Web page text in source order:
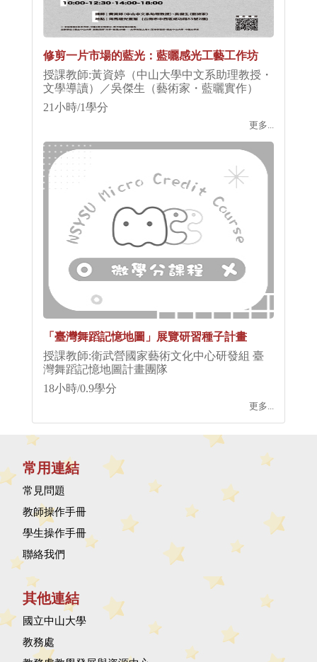
修剪一片市場的藍光：藍曬感光工藝工作坊
授課教師:黃資婷（中山大學中文系助理教授・
文學導讀）／吳傑生（藝術家・藍曬實作）
21小時/1學分
更多...
「臺灣舞蹈記憶地圖」展覽研習種子計畫
授課教師:衛武營國家藝術文化中心研發組 臺
灣舞蹈記憶地圖計畫團隊
18小時/0.9學分
更多...
常用連結
常見問題
教師操作手冊
學生操作手冊
聯絡我們
其他連結
國立中山大學
教務處